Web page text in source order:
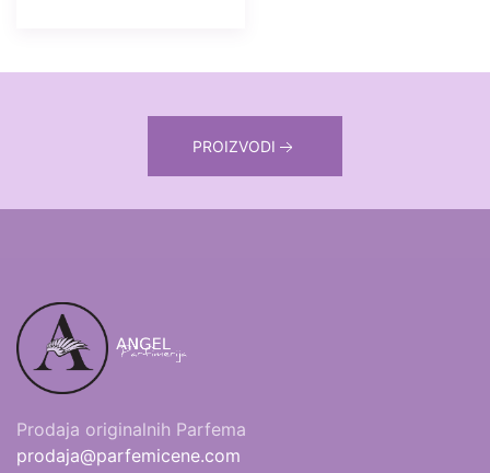
PROIZVODI
Prodaja originalnih Parfema
prodaja@parfemicene.com